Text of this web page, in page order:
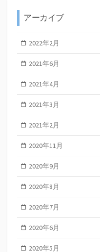
アーカイブ
2022年2月
2021年6月
2021年4月
2021年3月
2021年2月
2020年11月
2020年9月
2020年8月
2020年7月
2020年6月
2020年5月